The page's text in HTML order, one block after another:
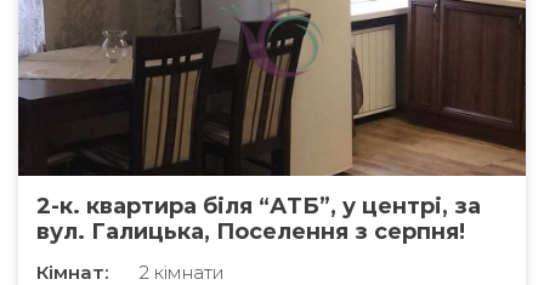
2-к. квартира біля “АТБ”, у центрі, за
вул. Галицька, Поселення з серпня!
Кімнат:
2 кімнати